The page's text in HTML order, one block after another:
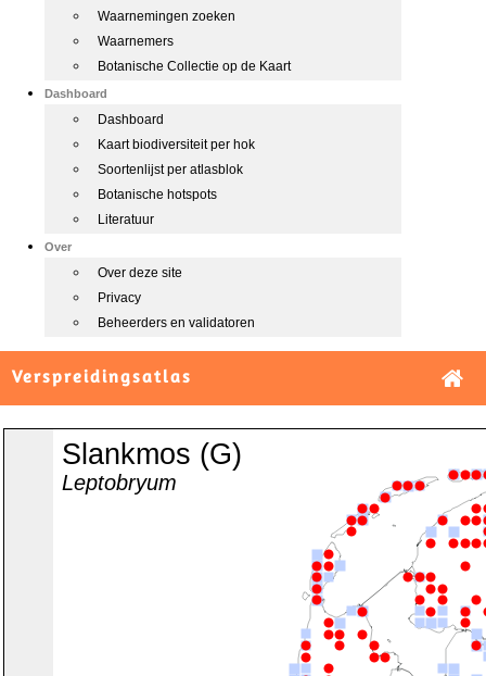
Waarnemingen zoeken
Waarnemers
Botanische Collectie op de Kaart
Dashboard
Dashboard
Kaart biodiversiteit per hok
Soortenlijst per atlasblok
Botanische hotspots
Literatuur
Over
Over deze site
Privacy
Beheerders en validatoren
Verspreidingsatlas